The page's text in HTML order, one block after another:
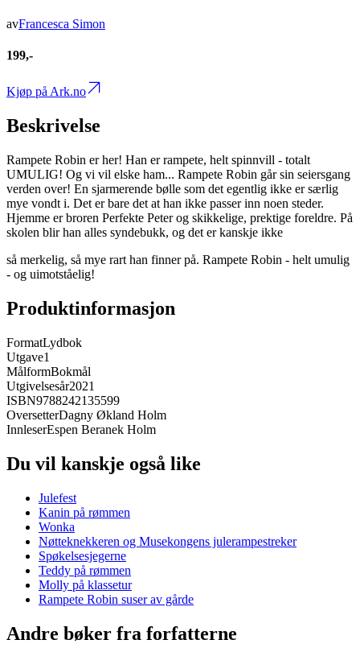
avFrancesca Simon
199,-
Kjøp på Ark.no
Beskrivelse
Rampete Robin er her! Han er rampete, helt spinnvill - totalt
UMULIG! Og vi vil elske ham... Rampete Robin går sin seiersgang
verden over! En sjarmerende bølle som det egentlig ikke er særlig
mye vondt i. Det er bare det at han ikke passer inn noen steder.
Hjemme er broren Perfekte Peter og skikkelige, prektige foreldre. På
skolen blir han alles syndebukk, og det er kanskje ikke
så merkelig, så mye rart han finner på. Rampete Robin - helt umulig
- og uimotståelig!
Produktinformasjon
FormatLydbok
Utgave1
MålformBokmål
Utgivelsesår2021
ISBN9788242135599
OversetterDagny Økland Holm
InnleserEspen Beranek Holm
Du vil kanskje også like
Julefest
Kanin på rømmen
Wonka
Nøtteknekkeren og Musekongens julerampestreker
Spøkelsesjegerne
Teddy på rømmen
Molly på klassetur
Rampete Robin suser av gårde
Andre bøker fra forfatterne